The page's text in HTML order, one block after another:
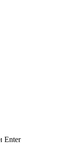
Enter